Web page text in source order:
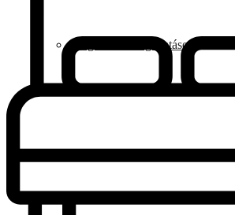
Kiegészítő szolgáltatások